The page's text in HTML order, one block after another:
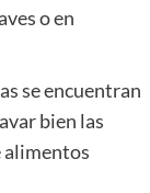
o en
se encuentran
bien las
alimentos